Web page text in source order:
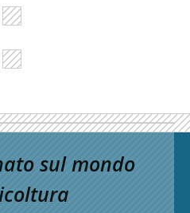
sul mondo